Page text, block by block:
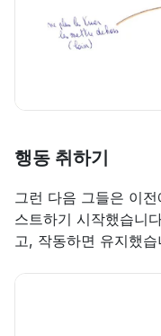
행동 취하기
그런 다음 그들은 이
스트하기 시작했습니
고, 작동하면 유지했습